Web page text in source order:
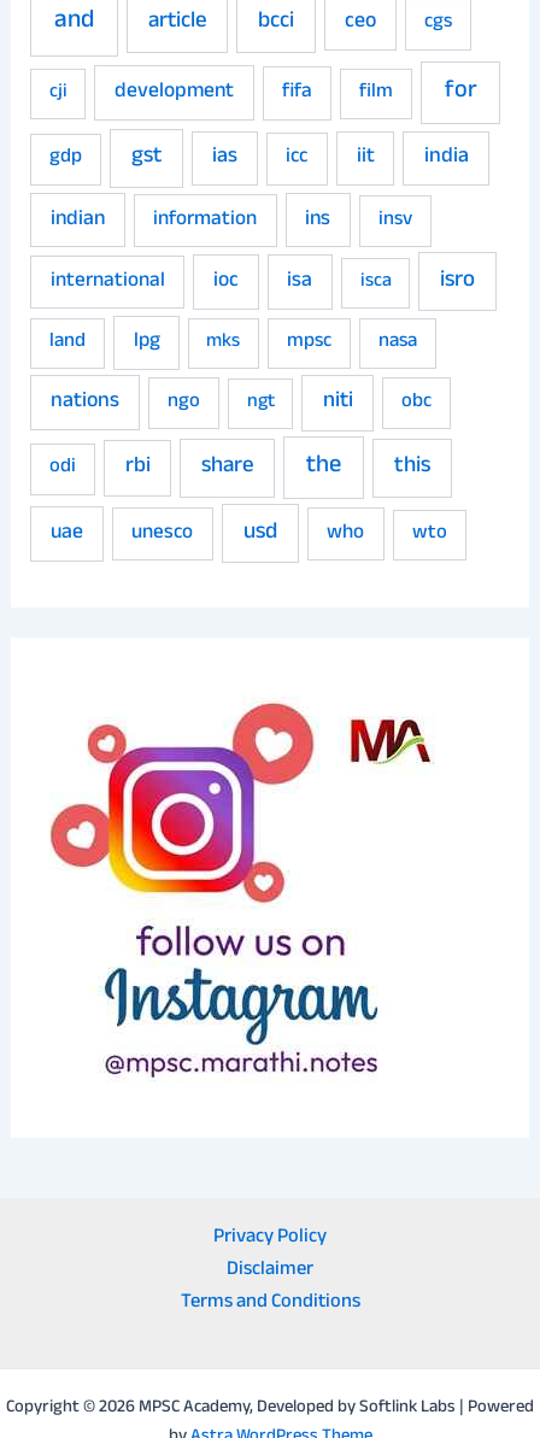
and article bcci ceo cgs
cji development fifa film for
gdp gst ias icc iit
india
indian
information ins
insv
international
ioc isa isca isro
land lpg mks mpsc nasa
nations ngo ngt niti
obc
odi
rbi share the this
uae unesco usd who wto
Privacy Policy
Disclaimer
Terms and Conditions
Copyright © 2026 MPSC Academy, Developed by Softlink Labs | Powered